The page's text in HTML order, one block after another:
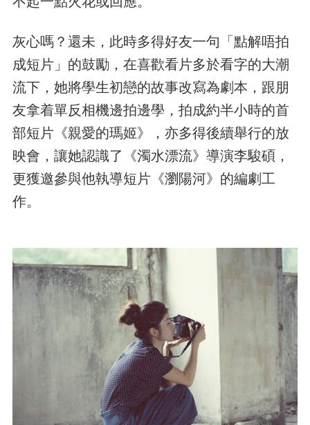
灰心嗎？還未，此時多得好友一句「點解唔拍
成短片」的鼓勵，在喜歡看片多於看字的大潮
流下，她將學生初戀的故事改寫為劇本，跟朋
友拿着單反相機邊拍邊學，拍成約半小時的首
部短片《親愛的瑪姬》，亦多得後續舉行的放
映會，讓她認識了《濁水漂流》導演李駿碩，
更獲邀參與他執導短片《瀏陽河》的編劇工
作。